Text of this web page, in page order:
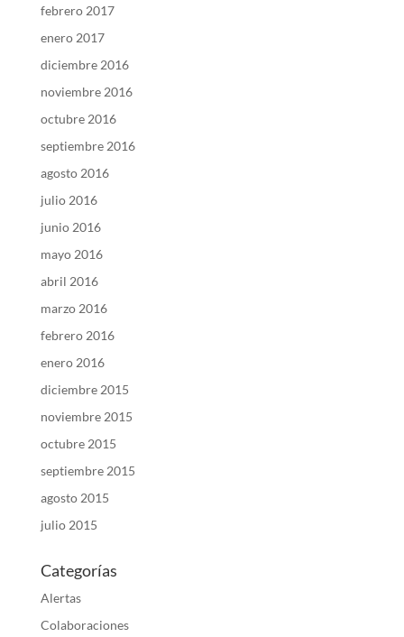
febrero 2017
enero 2017
diciembre 2016
noviembre 2016
octubre 2016
septiembre 2016
agosto 2016
julio 2016
junio 2016
mayo 2016
abril 2016
marzo 2016
febrero 2016
enero 2016
diciembre 2015
noviembre 2015
octubre 2015
septiembre 2015
agosto 2015
julio 2015
Categorías
Alertas
Colaboraciones